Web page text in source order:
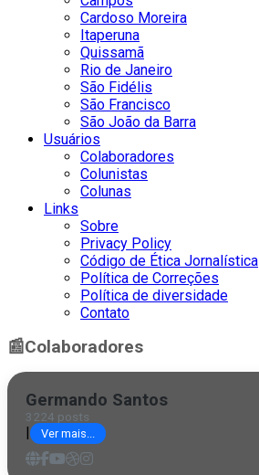
Cardoso Moreira
Itaperuna
Quissamã
Rio de Janeiro
São Fidélis
São Francisco
São João da Barra
Usuários
Colaboradores
Colunistas
Colunas
Links
Sobre
Privacy Policy
Código de Ética Jornalística
Política de Correções
Política de diversidade
Contato
📰Colaboradores
Germando Santos
3224 posts
Ver mais...